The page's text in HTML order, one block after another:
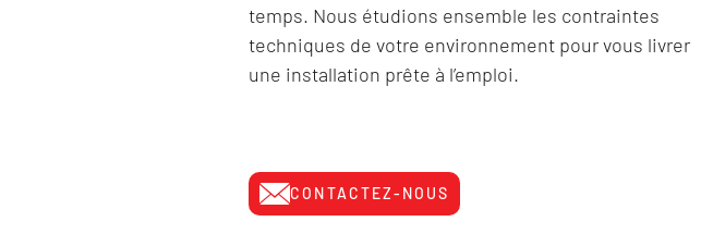
temps. Nous étudions ensemble les contraintes
techniques de votre environnement pour vous livrer
une installation prête à l’emploi.
CONTACTEZ-NOUS